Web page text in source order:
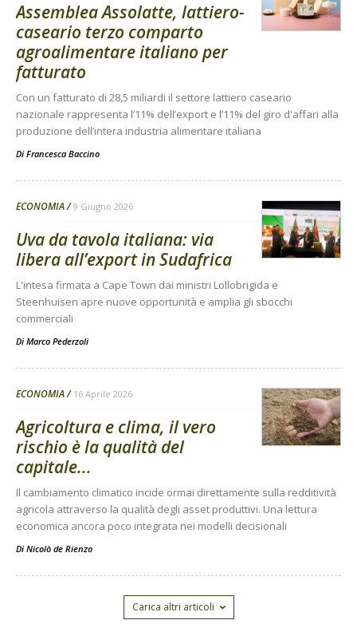
Assemblea Assolatte, lattiero-
caseario terzo comparto
agroalimentare italiano per
fatturato
Con un fatturato di 28,5 miliardi il settore lattiero caseario
nazionale rappresenta l’11% dell’export e l’11% del giro d'affari alla
produzione dell’intera industria alimentare italiana
Di Francesca Baccino
ECONOMIA 9 Giugno 2026
Uva da tavola italiana: via
libera all’export in Sudafrica
L'intesa firmata a Cape Town dai ministri Lollobrigida e
Steenhuisen apre nuove opportunità e amplia gli sbocchi
commerciali
Di Marco Pederzoli
ECONOMIA 16 Aprile 2026
Agricoltura e clima, il vero
rischio è la qualità del
capitale...
Il cambiamento climatico incide ormai direttamente sulla redditività
agricola attraverso la qualità degli asset produttivi. Una lettura
economica ancora poco integrata nei modelli decisionali
Di Nicolò de Rienzo
Carica altri articoli